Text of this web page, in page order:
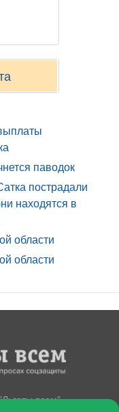
паводок
пострадали
находятся в
области
области
всем"